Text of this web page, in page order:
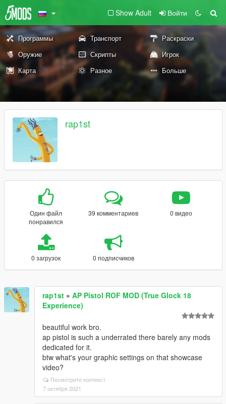
Show Adult Войти
Программы Транспорт
Раскраски
Оружие
Скрипты
Игрок
Карта
Разное Больше
rap1st
Один файл
понравился
39 комментариев 0 видео
0 загрузок 0 подписчиков
rap1st » AP Pistol ROF MOD (True Glock 18
Experience)
beautiful work bro.
ap pistol is such a underrated there barely any mods
dedicated for it.
btw what's your graphic settings on that showcase
video?
Посмотрите контекст
7 октября 2021